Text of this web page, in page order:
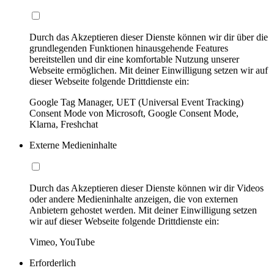
Durch das Akzeptieren dieser Dienste können wir dir über die
grundlegenden Funktionen hinausgehende Features
bereitstellen und dir eine komfortable Nutzung unserer
Webseite ermöglichen. Mit deiner Einwilligung setzen wir auf
dieser Webseite folgende Drittdienste ein:
Google Tag Manager, UET (Universal Event Tracking)
Consent Mode von Microsoft, Google Consent Mode,
Klarna, Freshchat
Externe Medieninhalte
Durch das Akzeptieren dieser Dienste können wir dir Videos
oder andere Medieninhalte anzeigen, die von externen
Anbietern gehostet werden. Mit deiner Einwilligung setzen
wir auf dieser Webseite folgende Drittdienste ein:
Vimeo, YouTube
Erforderlich